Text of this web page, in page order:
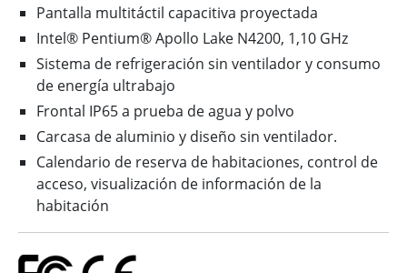
Pantalla multitáctil capacitiva proyectada
Intel® Pentium® Apollo Lake N4200, 1,10 GHz
Sistema de refrigeración sin ventilador y consumo
de energía ultrabajo
Frontal IP65 a prueba de agua y polvo
Carcasa de aluminio y diseño sin ventilador.
Calendario de reserva de habitaciones, control de
acceso, visualización de información de la
habitación